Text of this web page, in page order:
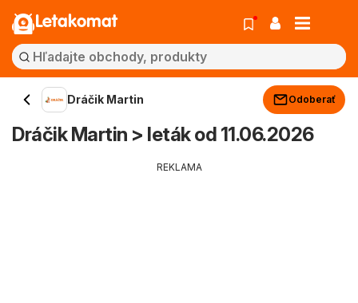
Letakomat
Dráčik Martin Odoberať
Dráčik Martin > leták od 11.06.2026
REKLAMA